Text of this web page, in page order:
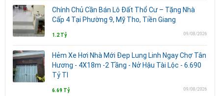
Chính Chủ Cần Bán Lô Đất Thổ Cư – Tặng Nhà
Cấp 4 Tại Phường 9, Mỹ Tho, Tiền Giang
1.2 Tỷ 09/08/2026
Hẻm Xe Hơi Nhà Mới Đẹp Lung Linh Ngay Chợ Tân
Hương - 4X18m -2 Tầng - Nở Hậu Tài Lộc - 6.690
Tỷ Tl
6.69 Tỷ 09/08/2026